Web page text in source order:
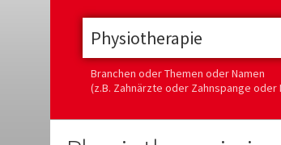
Branchen oder Themen oder Namen
(z.B. Zahnärzte oder Zahnspange oder